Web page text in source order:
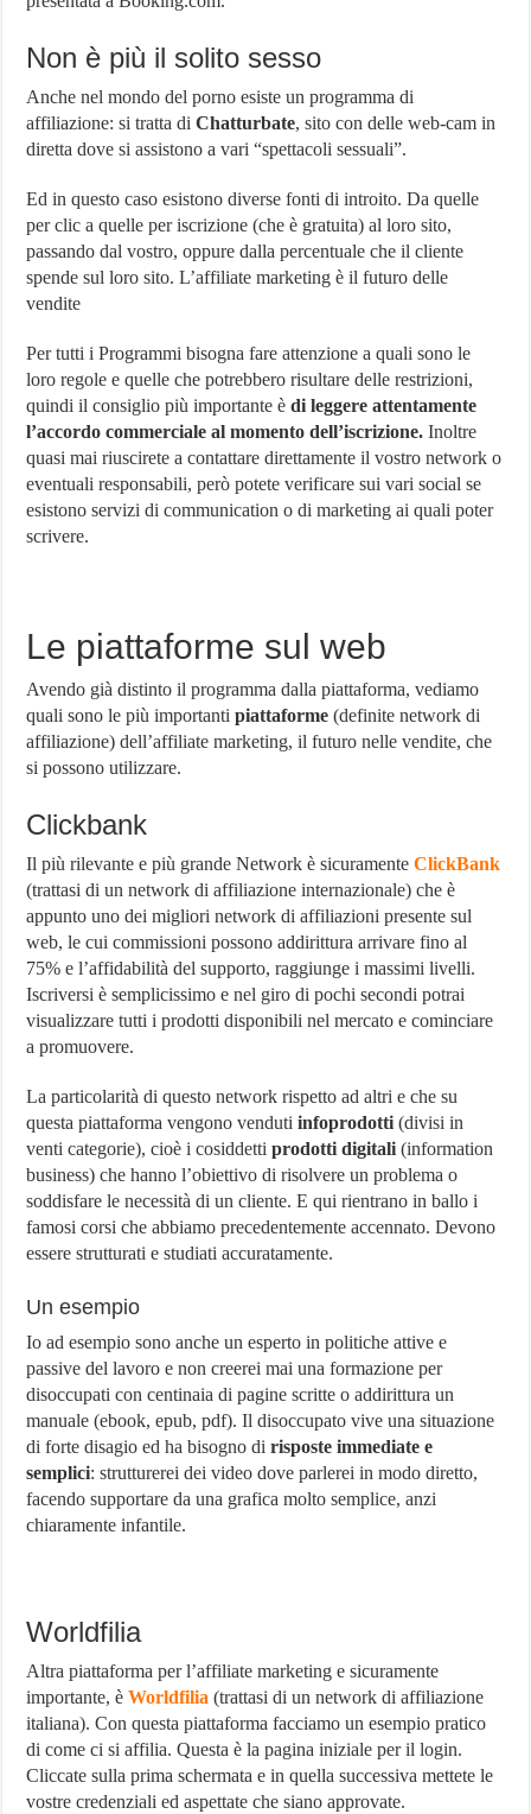
Non è più il solito sesso
Anche nel mondo del porno esiste un programma di
affiliazione: si tratta diChatturbate, sito con delle web-cam in
diretta dove si assistono a vari “spettacoli sessuali”.
Ed in questo caso esistono diverse fonti di introito. Da quelle
per clic a quelle per iscrizione (che è gratuita) al loro sito,
passando dal vostro, oppure dalla percentuale che il cliente
spende sul loro sito. L’affiliate marketing è il futuro delle
vendite
Per tutti i Programmi bisogna fare attenzione a quali sono le
loro regole e quelle che potrebbero risultare delle restrizioni,
quindi il consiglio più importante èdi leggere attentamente
l’accordo commerciale al momento dell’iscrizione. Inoltre
quasi mai riuscirete a contattare direttamente il vostro network o
eventuali responsabili, però potete verificare sui vari social se
esistono servizi di communication o di marketing ai quali poter
scrivere.
Le piattaforme sul web
Avendo già distinto il programma dalla piattaforma, vediamo
quali sono le più importantipiattaforme (definite network di
affiliazione) dell’affiliate marketing, il futuro nelle vendite, che
si possono utilizzare.
Clickbank
Il più rilevante e più grande Network è sicuramente ClickBank
(trattasi di un network di affiliazione internazionale) che è
appunto uno dei migliori network di affiliazioni presente sul
web, le cui commissioni possono addirittura arrivare fino al
75% e l’affidabilità del supporto, raggiunge i massimi livelli.
Iscriversi è semplicissimo e nel giro di pochi secondi potrai
visualizzare tutti i prodotti disponibili nel mercato e cominciare
a promuovere.
La particolarità di questo network rispetto ad altri e che su
questa piattaforma vengono vendutiinfoprodotti(divisi in
venti categorie), cioè i cosiddettiprodotti digitali (information
business) che hanno l’obiettivo di risolvere un problema o
soddisfare le necessità di un cliente. E qui rientrano in ballo i
famosi corsi che abbiamo precedentemente accennato. Devono
essere strutturati e studiati accuratamente.
Un esempio
Io ad esempio sono anche un esperto in politiche attive e
passive del lavoro e non creerei mai una formazione per
disoccupati con centinaia di pagine scritte o addirittura un
manuale (ebook, epub, pdf). Il disoccupato vive una situazione
di forte disagio ed ha bisogno dirisposte immediate e
semplici: strutturerei dei video dove parlerei in modo diretto,
facendo supportare da una grafica molto semplice, anzi
chiaramente infantile.
Worldfilia
Altra piattaforma per l’affiliate marketing e sicuramente
importante, èWorldfilia (trattasi di un network di affiliazione
italiana). Con questa piattaforma facciamo un esempio pratico
di come ci si affilia. Questa è la pagina iniziale per il login.
Cliccate sulla prima schermata e in quella successiva mettete le
vostre credenziali ed aspettate che siano approvate.